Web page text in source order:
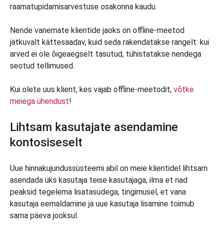
raamatupidamisarvestuse osakonna kaudu.
Nende vanemate klientide jaoks on offline-meetod
jätkuvalt kättesaadav, kuid seda rakendatakse rangelt: kui
arved ei ole õigeaegselt tasutud, tühistatakse nendega
seotud tellimused.
Kui olete uus klient, kes vajab offline-meetodit, võtke
meiega ühendust!
Lihtsam kasutajate asendamine
kontosiseselt
Uue hinnakujundussüsteemi abil on meie klientidel lihtsam
asendada üks kasutaja teise kasutajaga, ilma et nad
peaksid tegelema lisatasudega, tingimusel, et vana
kasutaja eemaldamine ja uue kasutaja lisamine toimub
sama päeva jooksul.